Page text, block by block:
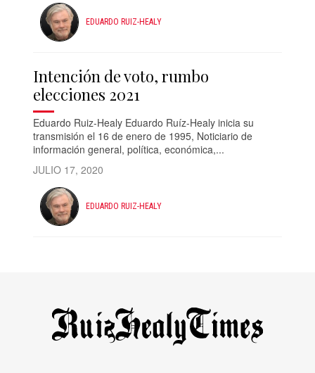
EDUARDO RUIZ-HEALY
Intención de voto, rumbo
elecciones 2021
Eduardo Ruiz-Healy Eduardo Ruíz-Healy inicia su
transmisión el 16 de enero de 1995, Noticiario de
información general, política, económica,...
JULIO 17, 2020
EDUARDO RUIZ-HEALY